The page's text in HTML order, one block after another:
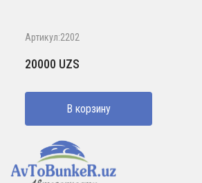
Артикул:2202
20000 UZS
В корзину